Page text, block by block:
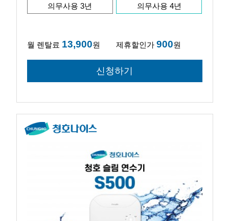
의무사용 3년 의무사용 4년
월 렌탈료 13,900원 제휴할인가900원